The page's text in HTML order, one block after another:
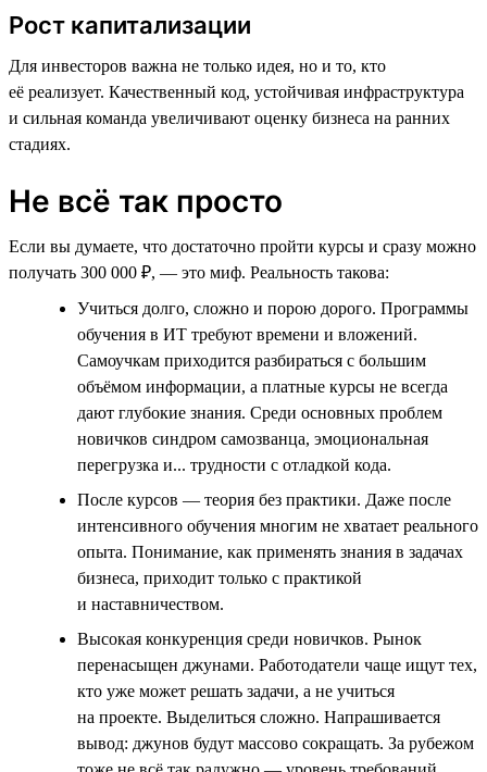
Рост капитализации
Для инвесторов важна не только идея, но и то, кто
её реализует. Качественный код, устойчивая инфраструктура
и сильная команда увеличивают оценку бизнеса на ранних
стадиях.
Не всё так просто
Если вы думаете, что достаточно пройти курсы и сразу можно
получать 300 000 ₽, — это миф. Реальность такова:
Учиться долго, сложно и порою дорого. Программы
обучения в ИТ требуют времени и вложений.
Самоучкам приходится разбираться с большим
объёмом информации, а платные курсы не всегда
дают глубокие знания. Среди основных проблем
новичков синдром самозванца, эмоциональная
перегрузка и... трудности с отладкой кода.
После курсов — теория без практики. Даже после
интенсивного обучения многим не хватает реального
опыта. Понимание, как применять знания в задачах
бизнеса, приходит только с практикой
и наставничеством.
Высокая конкуренция среди новичков. Рынок
перенасыщен джунами. Работодатели чаще ищут тех,
кто уже может решать задачи, а не учиться
на проекте. Выделиться сложно. Напрашивается
вывод: джунов будут массово сокращать. За рубежом